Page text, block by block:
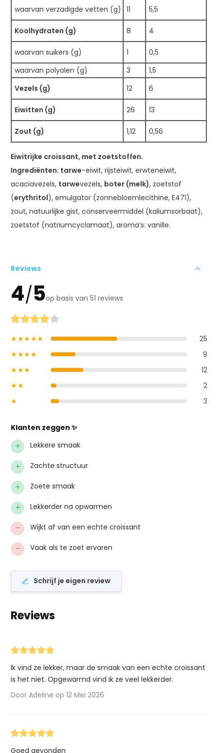
waarvan verzadigde vetten (g) 11 5,5
Koolhydraten (g) 8 4
waarvan suikers (g) 1
0,5
waarvan polyolen (g)
3
1,5
Vezels (g)
12 6
Eiwitten (g) 26 13
Zout (g) 1,12 0,56
Eiwitrijke croissant, met zoetstoffen.
Ingrediënten: tarwe-eiwit, rijsteiwit, erwteneiwit,
acaciavezels, tarwevezels, boter (melk), zoetstof
(erythritol), emulgator (zonnebloemlecithine, E471),
zout, natuurlijke gist, conserveermiddel (kaliumsorbaat),
zoetstof (natriumcyclamaat), aroma’s: vanille.
Reviews
4/5op basis van 51 reviews
★★★★★
25
★★★★
9
★★★
12
★★
2
★
3
Klanten zeggen ✨
+
Lekkere smaak
+ Zachte structuur
+ Zoete smaak
+ Lekkerder na opwarmen
− Wijkt af van een echte croissant
− Vaak als te zoet ervaren
Schrijf je eigen review
Reviews
Ik vind ze lekker, maar de smaak van een echte croissant
is het niet. Opgewarmd vind ik ze veel lekkerder.
Door Adeline op 12 Mei 2026
Goed gevonden